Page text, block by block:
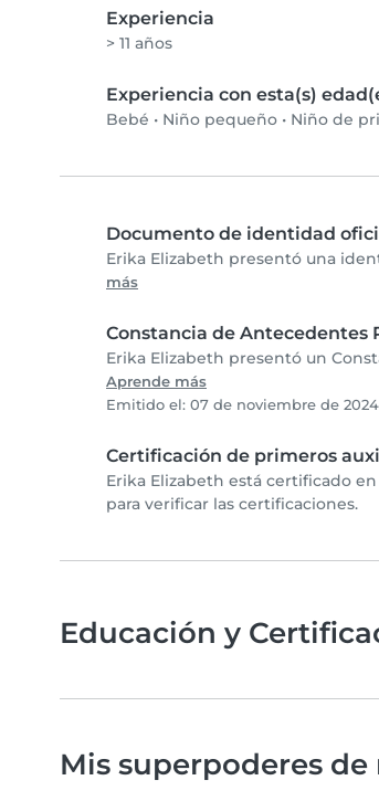
Experiencia
> 11 años
Experiencia con esta(s)
Bebé • Niño pequeño • Niño de
Documento de identidad
Erika Elizabeth presentó una
más
Constancia de Antecedentes
Erika Elizabeth presentó un
Aprende más
Emitido el: 07 de noviembre de 2024
Certificación de primeros
Erika Elizabeth está certificado
para verificar las certificaciones.
Educación y
Mis superpoderes de